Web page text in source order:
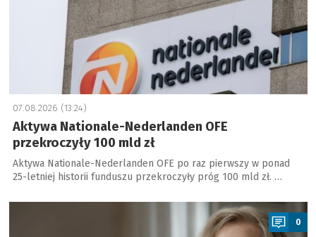
07.08.2026 (13:24)
Aktywa Nationale-Nederlanden OFE
przekroczyły 100 mld zł
Aktywa Nationale-Nederlanden OFE po raz pierwszy w ponad
25-letniej historii funduszu przekroczyły próg 100 mld zł. …
a
0